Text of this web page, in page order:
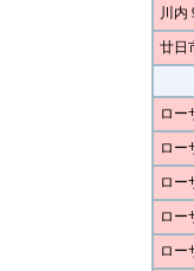
川内
廿日
ロー
ロー
ロー
ロー
ロー